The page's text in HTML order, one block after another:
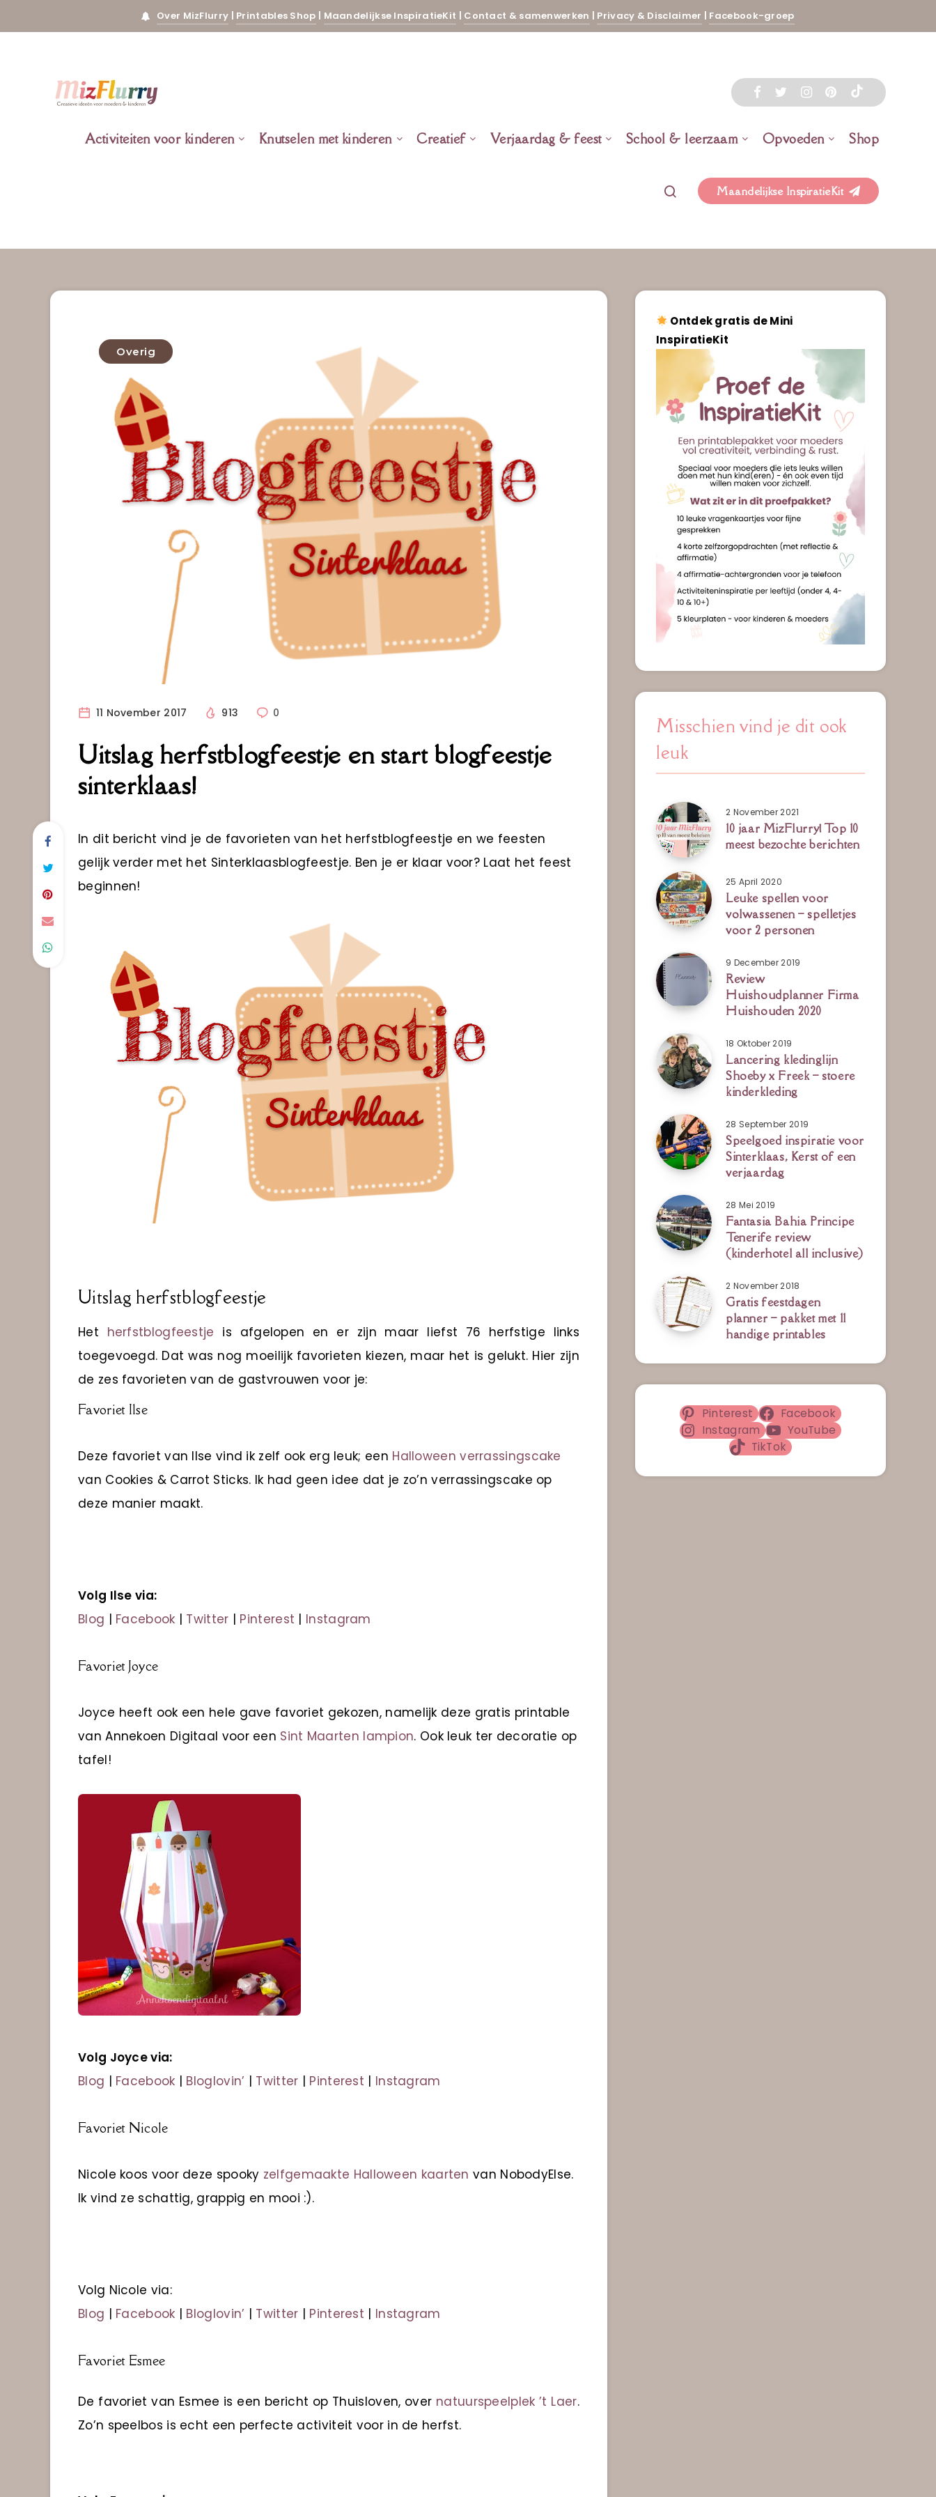
Over MizFlurry | Printables Shop | Maandelijkse InspiratieKit | Contact & samenwerken | Privacy & Disclaimer | Facebook-groep
Activiteiten voor kinderen Knutselen met kinderen Creatief Verjaardag & feest School & leerzaam Opvoeden Shop
Maandelijkse InspiratieKit
Overig
11 November 2017 913 0
Uitslag herfstblogfeestje en start blogfeestje
sinterklaas!
In dit bericht vind je de favorieten van het herfstblogfeestje en we feesten
gelijk verder met het Sinterklaasblogfeestje. Ben je er klaar voor? Laat het feest
beginnen!
Uitslag herfstblogfeestje
Het herfstblogfeestje is afgelopen en er zijn maar liefst 76 herfstige links
toegevoegd. Dat was nog moeilijk favorieten kiezen, maar het is gelukt. Hier zijn
de zes favorieten van de gastvrouwen voor je:
Favoriet Ilse
Deze favoriet van Ilse vind ik zelf ook erg leuk; een Halloween verrassingscake
van Cookies & Carrot Sticks. Ik had geen idee dat je zo’n verrassingscake op
deze manier maakt.
Volg Ilse via:
Blog | Facebook | Twitter | Pinterest | Instagram
Favoriet Joyce
Joyce heeft ook een hele gave favoriet gekozen, namelijk deze gratis printable
van Annekoen Digitaal voor een Sint Maarten lampion. Ook leuk ter decoratie op
tafel!
Volg Joyce via:
Blog | Facebook | Bloglovin’ | Twitter | Pinterest | Instagram
Favoriet Nicole
Nicole koos voor deze spooky zelfgemaakte Halloween kaarten van NobodyElse.
Ik vind ze schattig, grappig en mooi :).
Volg Nicole via:
Blog | Facebook | Bloglovin’ | Twitter | Pinterest | Instagram
Favoriet Esmee
De favoriet van Esmee is een bericht op Thuisloven, over natuurspeelplek ’t Laer.
Zo’n speelbos is echt een perfecte activiteit voor in de herfst.
Ontdek gratis de Mini
InspiratieKit
Misschien vind je dit ook
leuk
2 November 2021
10 jaar MizFlurry! Top 10
meest bezochte berichten
25 April 2020
Leuke spellen voor
volwassenen – spelletjes
voor 2 personen
9 December 2019
Review
Huishoudplanner Firma
Huishouden 2020
18 Oktober 2019
Lancering kledinglijn
Shoeby x Freek – stoere
kinderkleding
28 September 2019
Speelgoed inspiratie voor
Sinterklaas, Kerst of een
verjaardag
28 Mei 2019
Fantasia Bahia Principe
Tenerife review
(kinderhotel all inclusive)
2 November 2018
Gratis feestdagen
planner – pakket met 11
handige printables
Pinterest
Facebook
Instagram
YouTube
TikTok